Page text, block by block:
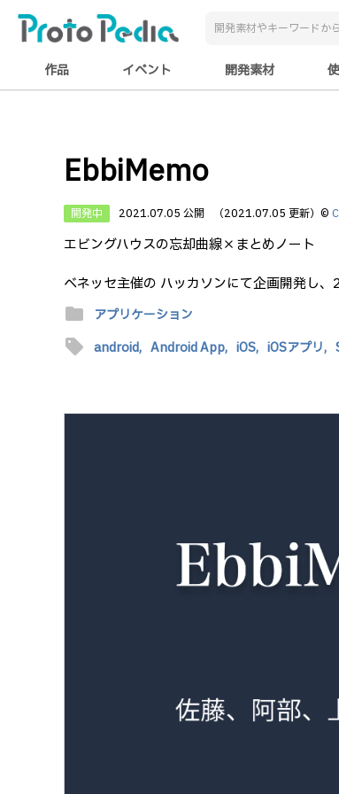
作品 イベント 開発素材
EbbiMemo
開発中 2021.07.05 公開 （2021.07.05 更新） ©
エビングハウスの忘却曲線×️まとめノート
ベネッセ主催の ハッカソンにて企画開発し
folder アプリケーション
sell android, Android App, iOS, iOSアプリ,